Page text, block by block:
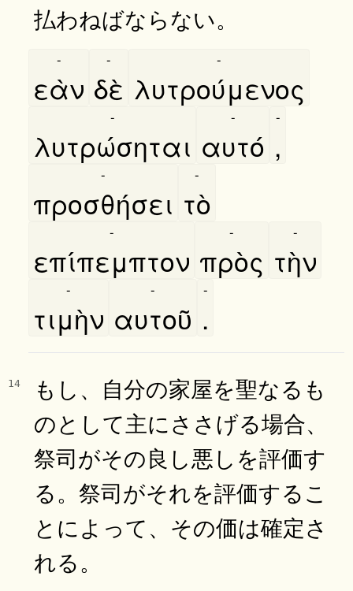
払わねばならない。
εὰν
-
δὲ
-
λυτρούμενος
-
λυτρώσηται
-
αυτό
-
,
-
προσθήσει
-
τὸ
-
επίπεμπτον
-
πρὸς
-
τὴν
-
τιμὴν
-
αυτοῦ
-
.
-
14
もし、自分の家屋を聖なるも
のとして主にささげる場合、
祭司がその良し悪しを評価す
る。祭司がそれを評価するこ
とによって、その価は確定さ
れる。